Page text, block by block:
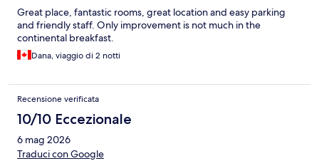
Great place, fantastic rooms, great location and easy parking
and friendly staff. Only improvement is not much in the
continental breakfast.
Dana, viaggio di 2 notti
Recensione verificata
10/10 Eccezionale
6 mag 2026
Traduci con Google